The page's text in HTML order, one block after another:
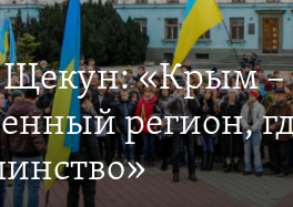
«Крым –
регион,